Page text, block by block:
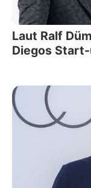
Laut Ralf
Diegos